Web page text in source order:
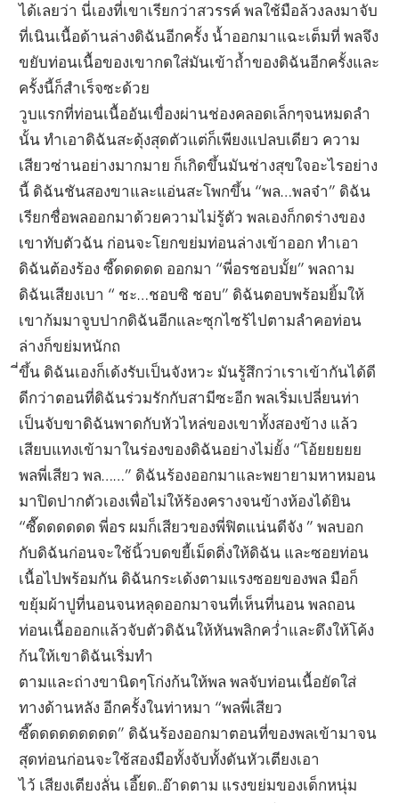
ได้เลยว่า นี่เองที่เขาเรียกว่าสวรรค์ พลใช้มือล้วงลงมาจับ
ที่เนินเนื้อด้านล่างดิฉันอีกครั้ง น้ำออกมาแฉะเต็มที่ พลจึง
ขยับท่อนเนื้อของเขากดใส่มันเข้าถ้ำของดิฉันอีกครั้งและ
ครั้งนี้ก็สำเร็จซะด้วย
วูบแรกที่ท่อนเนื้ออันเขื่องผ่านช่องคลอดเล็กๆจนหมดลำ
นั้น ทำเอาดิฉันสะดุ้งสุดตัวแต่ก็เพียงแปลบเดียว ความ
เสียวซ่านอย่างมากมาย ก็เกิดขึ้นมันช่างสุขใจอะไรอย่าง
นี้ ดิฉันชันสองขาและแอ่นสะโพกขึ้น “พล…พลจ๋า” ดิฉัน
เรียกชื่อพลออกมาด้วยความไม่รู้ตัว พลเองก็กดร่างของ
เขาทับตัวฉัน ก่อนจะโยกขย่มท่อนล่างเข้าออก ทำเอา
ดิฉันต้องร้อง ซี๊ดดดดด ออกมา “พี่อรชอบมั้ย” พลถาม
ดิฉันเสียงเบา “ ชะ…ชอบซิ ชอบ” ดิฉันตอบพร้อมยิ้มให้
เขาก้มมาจูบปากดิฉันอีกและซุกไซร้ไปตามลำคอท่อน
ล่างก็ขย่มหนักถ
ี่ขึ้น ดิฉันเองก็เด้งรับเป็นจังหวะ มันรู้สึกว่าเราเข้ากันได้ดี
ดีกว่าตอนที่ดิฉันร่วมรักกับสามีซะอีก พลเริ่มเปลี่ยนท่า
เป็นจับขาดิฉันพาดกับหัวไหล่ของเขาทั้งสองข้าง แล้ว
เสียบแทงเข้ามาในร่องของดิฉันอย่างไม่ยั้ง “โอ้ยยยยย
พลพี่เสียว พล……” ดิฉันร้องออกมาและพยายามหาหมอน
มาปิดปากตัวเองเพื่อไม่ให้ร้องครางจนข้างห้องได้ยิน
“ซื๊ดดดดดด พี่อร ผมก็เสียวของพี่ฟิตแน่นดีจัง ” พลบอก
กับดิฉันก่อนจะใช้นิ้วบดขยี้เม็ดติ่งให้ดิฉัน และซอยท่อน
เนื้อไปพร้อมกัน ดิฉันกระเด้งตามแรงซอยของพล มือก็
ขยุ้มผ้าปูที่นอนจนหลุดออกมาจนที่เห็นที่นอน พลถอน
ท่อนเนื้อออกแล้วจับตัวดิฉันให้หันพลิกคว่ำและดึงให้โค้ง
ก้นให้เขาดิฉันเริ่มทำ
ตามและถ่างขานิดๆโก่งก้นให้พล พลจับท่อนเนื้อยัดใส่
ทางด้านหลัง อีกครั้งในท่าหมา “พลพี่เสียว
ซี๊ดดดดดดดดด” ดิฉันร้องออกมาตอนที่ของพลเข้ามาจน
สุดท่อนก่อนจะใช้สองมือทั้งจับทั้งดันหัวเตียงเอา
ไว้ เสียงเตียงลั่น เอี๊ยด..อ๊าดตาม แรงขย่มของเด็กหนุ่ม